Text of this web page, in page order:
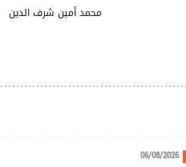
الدين
06/08/2026